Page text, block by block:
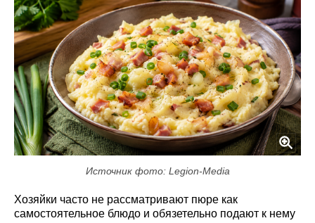
Источник фото: Legion-Media
Хозяйки часто не рассматривают пюре как
самостоятельное блюдо и обязетельно подают к нему